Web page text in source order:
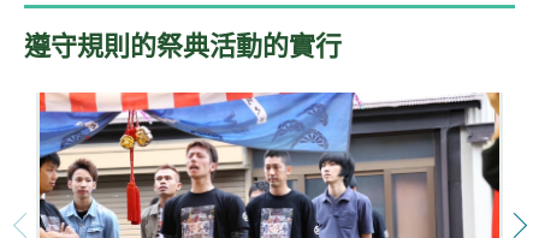
遵守規則的祭典活動的實行